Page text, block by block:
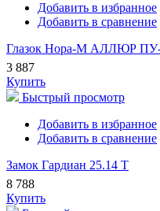
Добавить в избранное
Добавить в сравнение
Глазок Нора-М АЛЛЮР ПУ-
3 887
Купить
Быстрый просмотр
Добавить в избранное
Добавить в сравнение
Замок Гардиан 25.14 Т
8 788
Купить